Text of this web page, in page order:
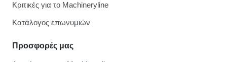
Κριτικές για το Machineryline
Κατάλογος επωνυμιών
Προσφορές μας